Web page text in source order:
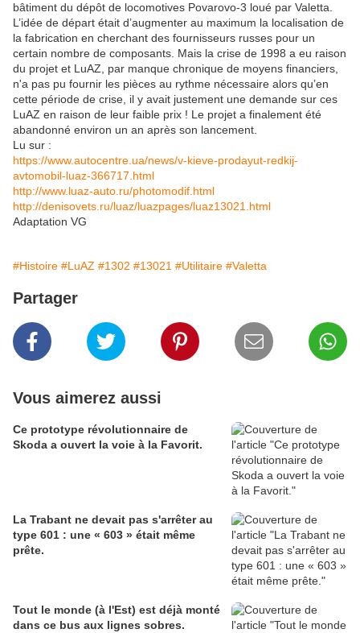
bâtiment du dépôt de locomotives Povarovo-3 loué par Valetta.
L’idée de départ était d’augmenter au maximum la localisation de
la fabrication en cherchant des fournisseurs russes pour un
certain nombre de composants. Mais la crise de 1998 a eu raison
du projet et LuAZ, par manque chronique de moyens financiers,
n'a pas pu fournir les pièces au rythme nécessaire alors qu’en
cette période de crise, il y avait justement une demande sur ces
LuAZ en raison de leur faible prix ! Le projet a finalement été
abandonné environ un an après son lancement.
Lu sur :
https://www.autocentre.ua/news/v-kieve-prodayut-redkij-
avtomobil-luaz-366717.html
http://www.luaz-auto.ru/photomodif.html
http://denisovets.ru/luaz/luazpages/luaz13021.html
Adaptation VG
#Histoire #LuAZ #1302 #13021 #Utilitaire #Valetta
Partager
Vous aimerez aussi
Ce prototype révolutionnaire de
Skoda a ouvert la voie à la Favorit.
La Trabant ne devait pas s'arrêter au
type 601 : une « 603 » était même
prête.
Tout le monde (à l'Est) est déjà monté
dans ce bus aux lignes sobres.